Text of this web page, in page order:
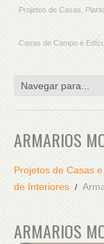
Projetos de Casas,
Casas de Campo e
ARMARIOS
Projetos de Casas
de Interiores
ARMARIOS